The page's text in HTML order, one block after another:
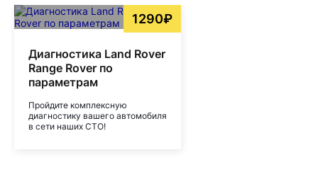
1290₽
Диагностика Land Rover
Range Rover по
параметрам
Пройдите комплексную
диагностику вашего автомобиля
в сети наших СТО!